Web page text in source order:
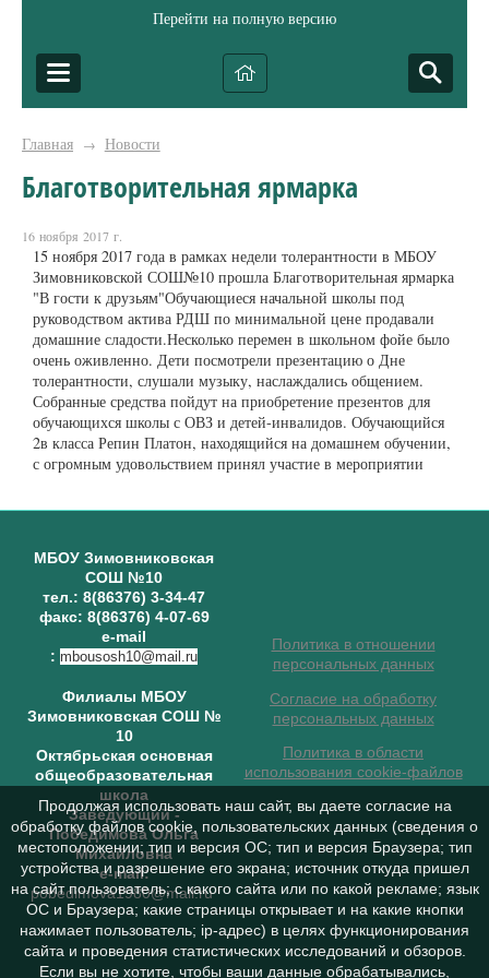
Перейти на полную версию
Главная → Новости
Благотворительная ярмарка
16 ноября 2017 г.
15 ноября 2017 года в рамках недели толерантности в МБОУ
Зимовниковской СОШ№10 прошла Благотворительная ярмарка
"В гости к друзьям"Обучающиеся начальной школы под
руководством актива РДШ по минимальной цене продавали
домашние сладости.Несколько перемен в школьном фойе было
очень оживленно. Дети посмотрели презентацию о Дне
толерантности, слушали музыку, наслаждались общением.
Собранные средства пойдут на приобретение презентов для
обучающихся школы с ОВЗ и детей-инвалидов. Обучающийся
2в класса Репин Платон, находящийся на домашнем обучении,
с огромным удовольствием принял участие в мероприятии
МБОУ Зимовниковская
СОШ №10
тел.: 8(86376) 3-34-47
факс: 8(86376) 4-07-69
e-mail
: mbousosh10@mail.ru
Филиалы МБОУ
Зимовниковская СОШ №
10
Октябрьская основная
общеобразовательная
школа
Заведующий-
Победимова Ольга
Михайловна
e-mail:
pobedimova1980@mail.ru
Политика в отношении
персональных данных
Согласие на обработку
персональных данных
Политика в области
использования cookie-файлов
Продолжая использовать наш сайт, вы даете согласие на
обработку файлов cookie, пользовательских данных (сведения о
местоположении; тип и версия ОС; тип и версия Браузера; тип
устройства и разрешение его экрана; источник откуда пришел
на сайт пользователь; с какого сайта или по какой рекламе; язык
ОС и Браузера; какие страницы открывает и на какие кнопки
нажимает пользователь; ip-адрес) в целях функционирования
сайта и проведения статистических исследований и обзоров.
Если вы не хотите, чтобы ваши данные обрабатывались,